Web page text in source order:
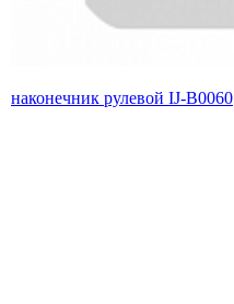
наконечник рулевой IJ-B0060